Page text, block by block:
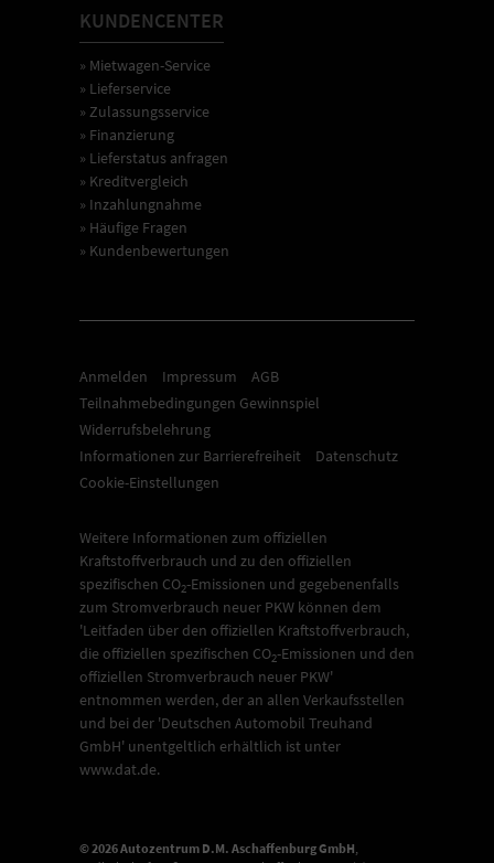
KUNDENCENTER
» Mietwagen-Service
» Lieferservice
» Zulassungsservice
» Finanzierung
» Lieferstatus anfragen
» Kreditvergleich
» Inzahlungnahme
» Häufige Fragen
» Kundenbewertungen
Anmelden Impressum
AGB
Teilnahmebedingungen Gewinnspiel
Widerrufsbelehrung
Informationen zur Barrierefreiheit
Datenschutz
Cookie-Einstellungen
Weitere Informationen zum offiziellen
Kraftstoffverbrauch und zu den offiziellen
spezifischen CO2-Emissionen und gegebenenfalls
zum Stromverbrauch neuer PKW können dem
'Leitfaden über den offiziellen Kraftstoffverbrauch,
die offiziellen spezifischen CO2-Emissionen und den
offiziellen Stromverbrauch neuer PKW'
entnommen werden, der an allen Verkaufsstellen
und bei der 'Deutschen Automobil Treuhand
GmbH' unentgeltlich erhältlich ist unter
www.dat.de.
© 2026Autozentrum D.M. Aschaffenburg GmbH,